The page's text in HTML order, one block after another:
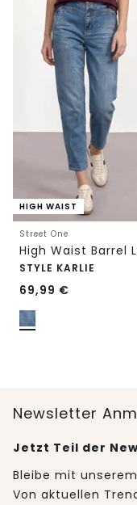
HIGH WAIST
Street One
STYLE KARLIE
69,99 €
Newsletter
Jetzt Teil der
Bleibe mit
Von aktuellen